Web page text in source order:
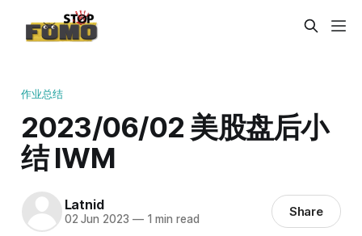
作业总结
2023/06/02 美股盘后小
结 IWM
Latnid
02 Jun 2023 —1 min read Share